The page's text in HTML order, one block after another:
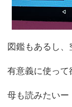
図鑑もあるし、
有意義に使って
母も読みたいー